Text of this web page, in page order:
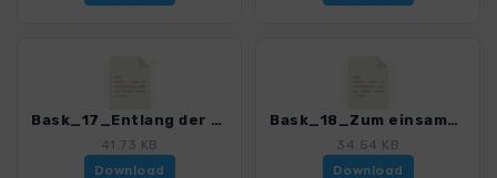
Bask_17_Entlang der Steilkueste am Kap Higuer_0252_1.gpx
41.73 KB
Download
Bask_18_Zum einsamen Stausee von Ibardin_0252_1.gpx
34.54 KB
Download